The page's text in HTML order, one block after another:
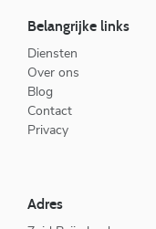
Belangrijke links
Diensten
Over ons
Blog
Contact
Privacy
Adres